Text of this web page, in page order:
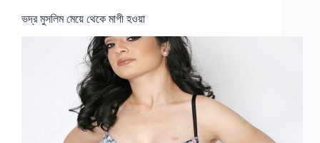
ভদ্র মুসলিম মেয়ে থেকে মাগী হওয়া